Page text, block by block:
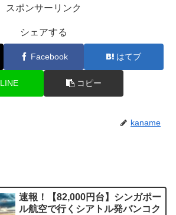
スポンサーリンク
シェアする
Facebook はてブ
LINE コピー
kaname
速報！【82,000円台】シンガポー
ル航空で行くシアトル発バンコク